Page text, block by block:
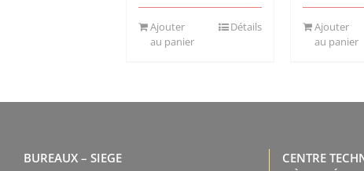
Ajouter
au panier
Détails
Ajouter
au panier
BUREAUX – SIEGE
CENTRE